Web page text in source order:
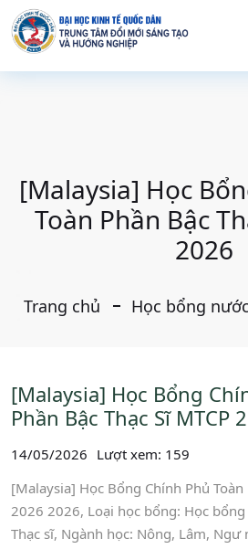
[Malaysia] Học
Toàn Phần Bậc
2026
Trang chủ Học bổng
[Malaysia] Học Bổng
Phần Bậc Thạc Sĩ MTCP
14/05/2026 Lượt xem: 159
[Malaysia] Học Bổng Chính Phủ Toàn
2026 2026, Loại học bổng: Học
Thạc sĩ, Ngành học: Nông, Lâm, Ngư